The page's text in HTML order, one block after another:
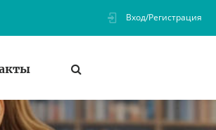
Вход/Регистрация